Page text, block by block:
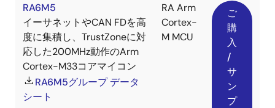
RA6M5
イーサネットやCAN FDを高
度に集積し、TrustZoneに対
応した200MHz動作のArm
Cortex-M33コアマイコン
RA6M5グループ データ
シート
RA Arm
Cortex-
M MCU
ご
購
入
/
サ
ン
プ